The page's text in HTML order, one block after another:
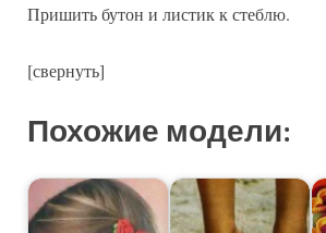
Пришить бутон и листик к стеблю.
[свернуть]
Похожие модели: